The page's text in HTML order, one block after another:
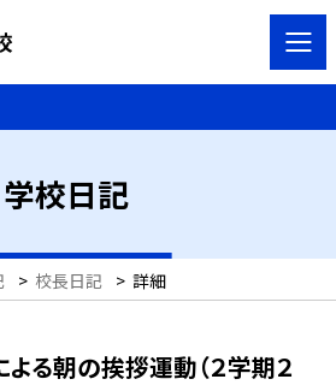
学校日記
> 校長日記 > 詳細
る朝の挨拶運動（２学期２